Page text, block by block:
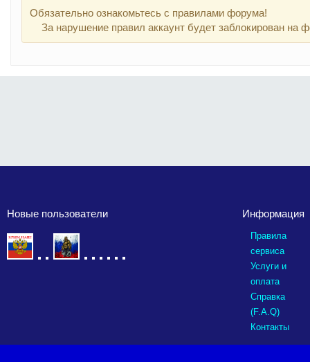
Обязательно ознакомьтесь с правилами форума!
За нарушение правил аккаунт будет заблокирован на
Новые пользователи Информация
Правила
сервиса
Услуги и
оплата
Справка
(F.A.Q)
Контакты